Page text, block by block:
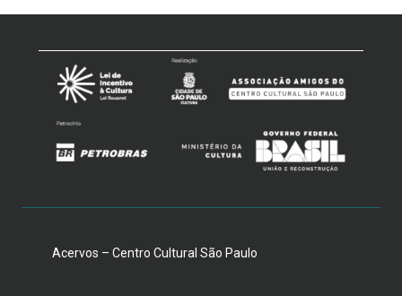
Acervos – Centro Cultural São Paulo